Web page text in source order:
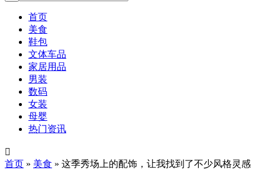
首页
美食
鞋包
文体车品
家居用品
男装
数码
女装
母婴
热门资讯

首页 » 美食 » 这季秀场上的配饰，让我找到了不少风格灵感